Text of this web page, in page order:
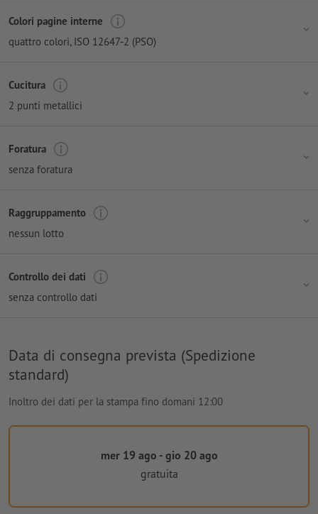
Colori pagine interne
quattro colori, ISO 12647-2 (PSO)
Cucitura
2 punti metallici
Foratura
senza foratura
Raggruppamento
nessun lotto
Controllo dei dati
senza controllo dati
Data di consegna prevista (Spedizione
standard)
Inoltro dei dati per la stampa fino domani 12:00
mer 19 ago - gio 20 ago
gratuita